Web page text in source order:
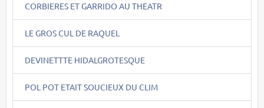
CORBIERES ET GARRIDO AU THEATR
LE GROS CUL DE RAQUEL
DEVINETTTE HIDALGROTESQUE
POL POT ETAIT SOUCIEUX DU CLIM